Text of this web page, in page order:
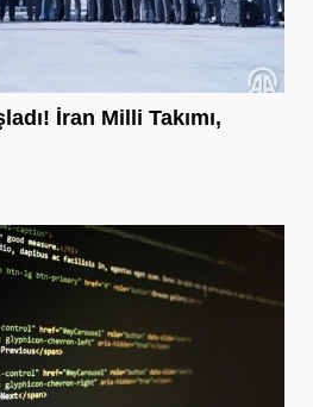
İran Milli Takımı,